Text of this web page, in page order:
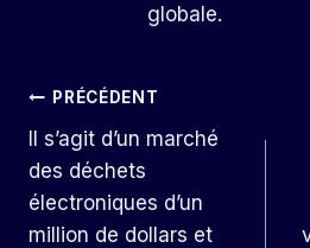
globale.
Navigation
De
L’article
PRÉCÉDENT
Il s’agit d’un marché
des déchets
électroniques d’un
million de dollars et